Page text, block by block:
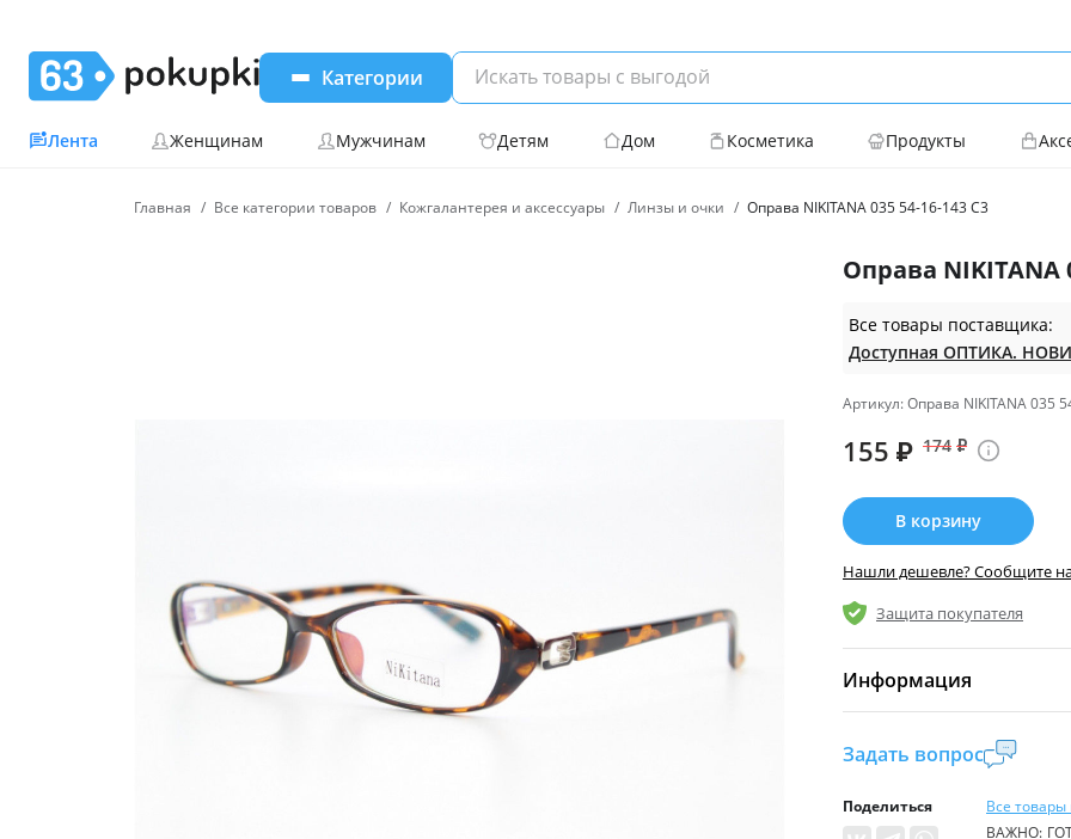
Категории
Лента Женщинам Мужчинам Детям Дом Косметика Продукты
Главная Все категории товаров Кожгалантерея и аксессуары Линзы и очки Оправа NIKITANA 035 54-16-143 С3
Оправа NIKITANA
Все товары поставщика:
Артикул: Оправа NIKITANA 035
155 ₽ 174 ₽
В корзину
Нашли дешевле? Сообщите
Защита покупателя
Информация
21 %
Уровень доступа:0
Задать вопрос
Поделиться
Все товары
ВАЖНО: